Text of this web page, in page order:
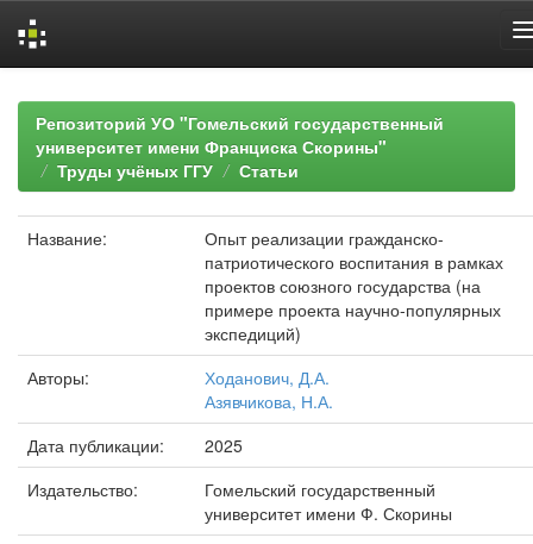
navigationРепозиторий УО "Гомельский государственный
университет имени Франциска Скорины"
Труды учёных ГГУ
Статьи
Название:
Опыт реализации гражданско-
патриотического воспитания в рамках
проектов союзного государства (на
примере проекта научно-популярных
экспедиций)
Авторы:
Ходанович, Д.А.
Азявчикова, Н.А.
Дата публикации:
2025
Издательство:
Гомельский государственный
университет имени Ф. Скорины